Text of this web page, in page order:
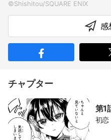
感
チャプター
第1
初恋